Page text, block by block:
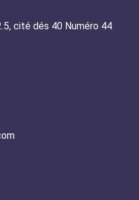
cité dés 40 Numéro 44